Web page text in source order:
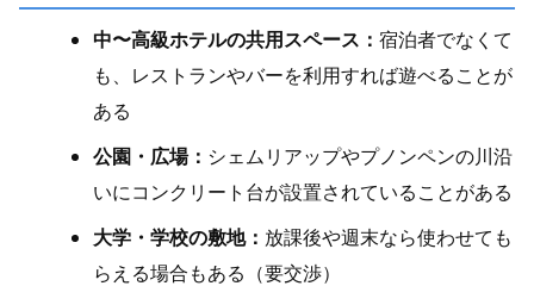
中〜高級ホテルの共用スペース：宿泊者でなくて
も、レストランやバーを利用すれば遊べることが
ある
公園・広場： シェムリアップやプノンペンの川沿
いにコンクリート台が設置されていることがある
大学・学校の敷地： 放課後や週末なら使わせても
らえる場合もある（要交渉）